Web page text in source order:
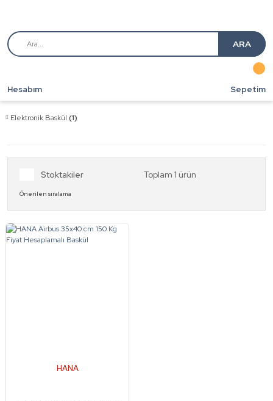
ARA
Hesabım Sepetim
Elektronik Baskül (1)
Stoktakiler Toplam 1 ürün
HANA